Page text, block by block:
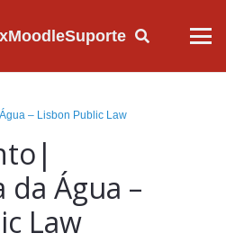
MoodleSuporte
– Lisbon Public Law
Água –
Law